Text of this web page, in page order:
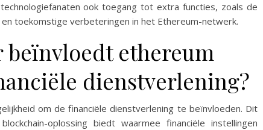
ook toegang tot extra functies, zoals de
toekomstige verbeteringen in het Ethereum-netwerk.
beïnvloedt ethereum
dienstverlening?
om de financiële dienstverlening te beïnvloeden. Dit
oplossing biedt waarmee financiële instellingen